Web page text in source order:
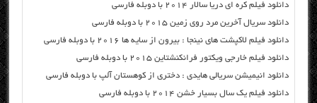
دانلود فیلم کره ای دریا سالار ۲۰۱۴ با دوبله فارسی
دانلود سریال آخرین مرد روی زمین ۲۰۱۵ با دوبله فارسی
دانلود فیلم لاکپشت های نینجا : بیرون از سایه ها ۲۰۱۶ با دوبله فارسی
دانلود فیلم خارجی ویکتور فرانکنشتاین ۲۰۱۵ با دوبله فارسی
دانلود انیمیشن سریالی هایدی : دختری از کوهستان آلپ با دوبله فارسی
دانلود فیلم یک سال بسیار خشن ۲۰۱۴ با دوبله فارسی